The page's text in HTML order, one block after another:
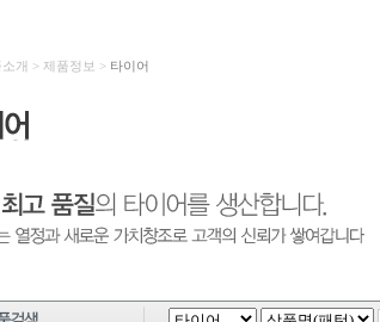
개 > 제품정보 > 타이어